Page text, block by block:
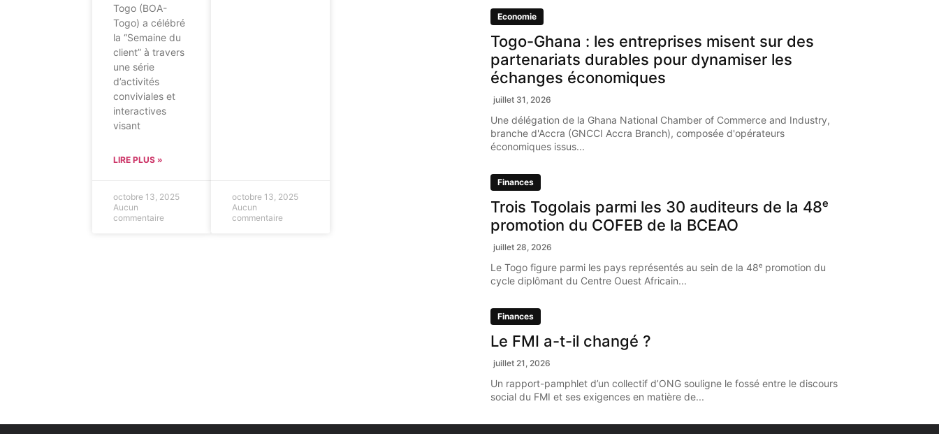
Togo (BOA-
Togo) a célébré
la “Semaine du
client” à travers
une série
d’activités
conviviales et
interactives
visant
LIRE PLUS »
octobre 13, 2025
Aucun
commentaire
octobre 13, 2025
Aucun
commentaire
Economie
Togo-Ghana : les entreprises misent sur des
partenariats durables pour dynamiser les
échanges économiques
juillet 31, 2026
Une délégation de la Ghana National Chamber of Commerce and Industry,
branche d'Accra (GNCCI Accra Branch), composée d'opérateurs
économiques issus...
Finances
Trois Togolais parmi les 30 auditeurs de la 48ᵉ
promotion du COFEB de la BCEAO
juillet 28, 2026
Le Togo figure parmi les pays représentés au sein de la 48ᵉ promotion du
cycle diplômant du Centre Ouest Africain...
Finances
Le FMI a-t-il changé ?
juillet 21, 2026
Un rapport-pamphlet d’un collectif d’ONG souligne le fossé entre le discours
social du FMI et ses exigences en matière de...